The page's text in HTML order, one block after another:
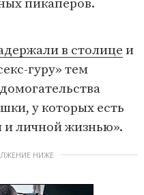
пикаперов.
в столице и
гуру» тем
у которых есть
личной жизнью».
НИЖЕ